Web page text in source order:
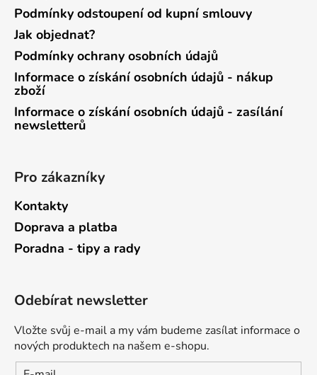
Podmínky odstoupení od kupní smlouvy
Jak objednat?
Podmínky ochrany osobních údajů
Informace o získání osobních údajů - nákup
zboží
Informace o získání osobních údajů - zasílání
newsletterů
Pro zákazníky
Kontakty
Doprava a platba
Poradna - tipy a rady
Odebírat newsletter
Vložte svůj e-mail a my vám budeme zasílat informace o
nových produktech na našem e-shopu.